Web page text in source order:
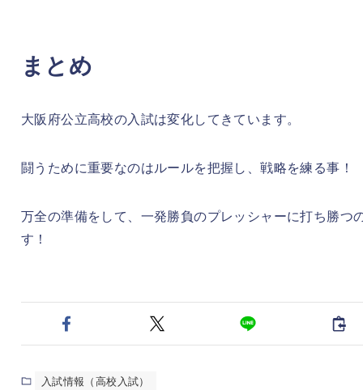
まとめ
大阪府公立高校の入試は変化してきています。
闘うために重要なのはルールを把握し、戦略を練る事！
万全の準備をして、一発勝負のプレッシャーに打ち勝つ
す！
入試情報（高校入試）